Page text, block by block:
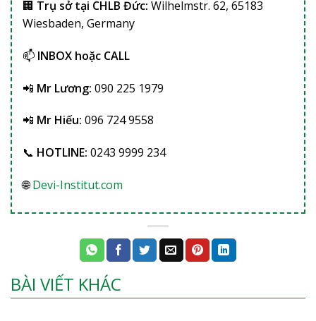
🏢 Trụ sở tại CHLB Đức: Wilhelmstr. 62, 65183
Wiesbaden, Germany
📫 INBOX hoặc CALL
📲 Mr Lương: 090 225 1979
📲 Mr Hiếu: 096 724 9558
📞 HOTLINE: 0243 9999 234
🌐Devi-Institut.com
BÀI VIẾT KHÁC